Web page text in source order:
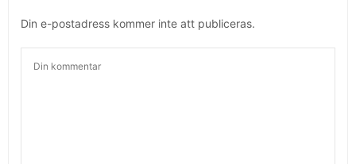
Din e-postadress kommer inte att publiceras.